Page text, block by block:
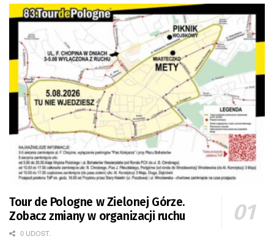
Tour de Pologne w Zielonej Górze.
Zobacz zmiany w organizacji ruchu
0 UDOST.